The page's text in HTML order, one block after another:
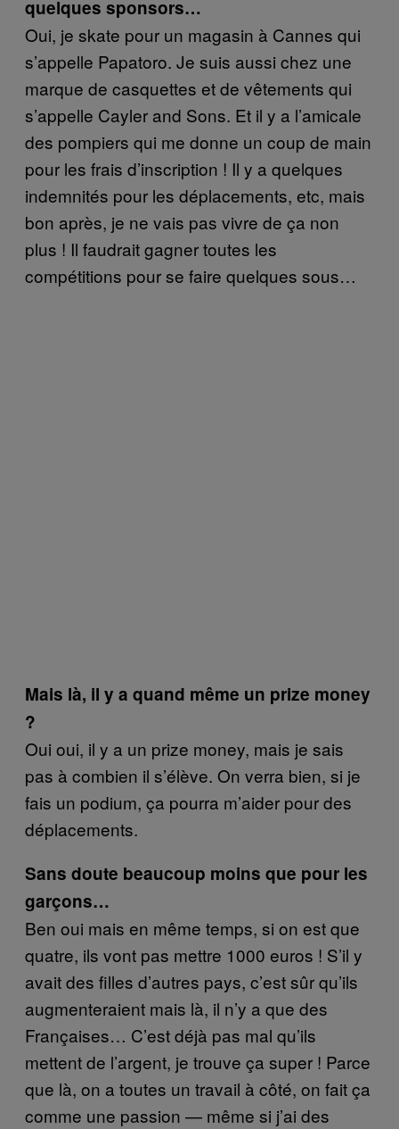
quelques sponsors…
Oui, je skate pour un magasin à Cannes qui
s’appelle Papatoro. Je suis aussi chez une
marque de casquettes et de vêtements qui
s’appelle Cayler and Sons. Et il y a l’amicale
des pompiers qui me donne un coup de main
pour les frais d’inscription ! Il y a quelques
indemnités pour les déplacements, etc, mais
bon après, je ne vais pas vivre de ça non
plus ! Il faudrait gagner toutes les
compétitions pour se faire quelques sous…
Mais là, il y a quand même un prize money
?
Oui oui, il y a un prize money, mais je sais
pas à combien il s’élève. On verra bien, si je
fais un podium, ça pourra m’aider pour des
déplacements.
Sans doute beaucoup moins que pour les
garçons…
Ben oui mais en même temps, si on est que
quatre, ils vont pas mettre 1000 euros ! S’il y
avait des filles d’autres pays, c’est sûr qu’ils
augmenteraient mais là, il n’y a que des
Françaises… C’est déjà pas mal qu’ils
mettent de l’argent, je trouve ça super ! Parce
que là, on a toutes un travail à côté, on fait ça
comme une passion — même si j’ai des